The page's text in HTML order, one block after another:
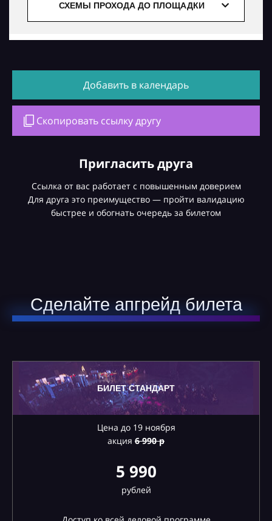
СХЕМЫ ПРОХОДА ДО ПЛОЩАДКИ
Добавить в календарь
Скопировать ссылку другу
Пригласить друга
Ссылка от вас работает с повышенным доверием
Для друга это преимущество — пройти валидацию
быстрее и обогнать очередь за билетом
Сделайте апгрейд билета
БИЛЕТ СТАНДАРТ
Цена до 19 ноября
акция 6990 р
5 990
рублей